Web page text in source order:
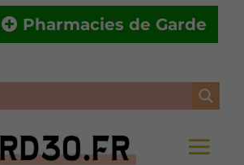
Pharmacies de Garde